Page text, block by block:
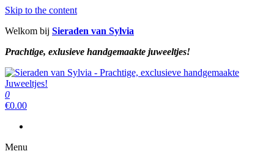
Skip to the content
Welkom bij Sieraden van Sylvia
Prachtige, exlusieve handgemaakte juweeltjes!
Sieraden van Sylvia
Prachtige, exclusieve handgemaakte juweeltjes!
Sieraden van Sylvia
Prachtige, exclusieve handgemaakte juweeltjes!
0
€0.00
Menu